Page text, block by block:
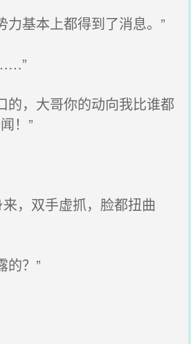
基本上都得到了消息。”
，大哥你的动向我比谁都
！”
，双手虚抓，脸都扭曲
的？”